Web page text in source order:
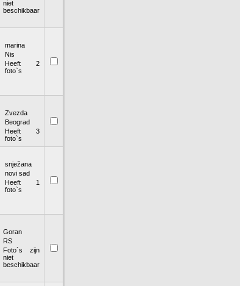
niet
beschikbaar
marina
Nis
Heeft 2
foto`s
Zvezda
Beograd
Heeft 3
foto`s
snježana
novi sad
Heeft 1
foto`s
Goran
RS
Foto`s zijn
niet
beschikbaar